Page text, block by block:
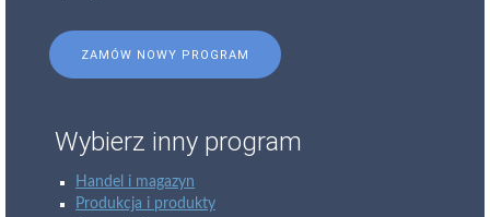
ZAMÓW NOWY PROGRAM
Wybierz inny program
Handel i magazyn
Produkcja i produkty